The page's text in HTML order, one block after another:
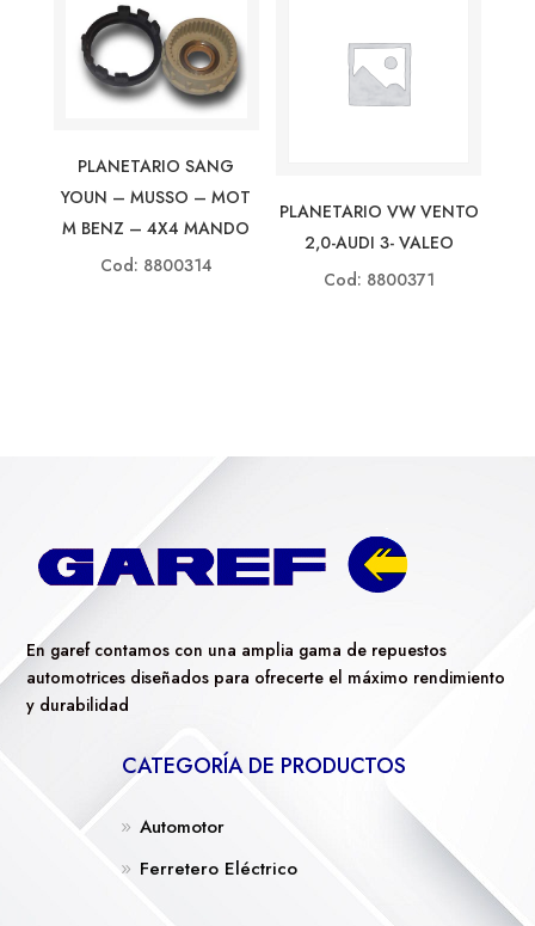
PLANETARIO SANG
YOUN – MUSSO – MOT
M BENZ – 4X4 MANDO
Cod: 8800314
PLANETARIO VW VENTO
2,0-AUDI 3- VALEO
Cod: 8800371
En garef contamos con una amplia gama de repuestos
automotrices diseñados para ofrecerte el máximo rendimiento
y durabilidad
CATEGORÍA DE PRODUCTOS
Automotor
Ferretero Eléctrico